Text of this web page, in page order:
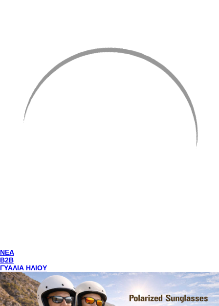
NEA
Β2Β
ΓΥΑΛΙΑ ΗΛΙΟΥ